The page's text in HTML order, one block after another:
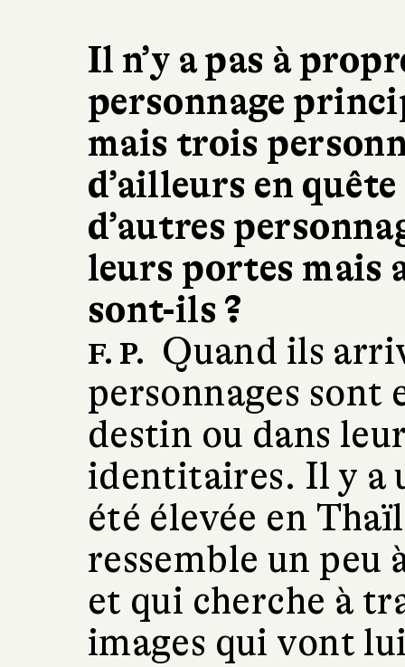
Il n’y a pas à
personnage
mais trois
d’ailleurs en
d’autres
leurs portes mais
sont-ils ?
F. P.
Quand ils
personnages sont
destin ou dans
identitaires. Il y a
été élevée en
ressemble un peu
et qui cherche à
images qui vont